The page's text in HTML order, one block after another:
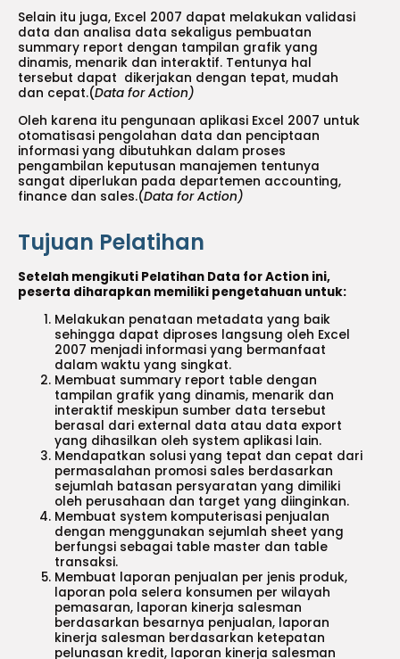
Selain itu juga, Excel 2007 dapat melakukan validasi
data dan analisa data sekaligus pembuatan
summary report dengan tampilan grafik yang
dinamis, menarik dan interaktif. Tentunya hal
tersebut dapat dikerjakan dengan tepat, mudah
dan cepat.(Data for Action)
Oleh karena itu pengunaan aplikasi Excel 2007 untuk
otomatisasi pengolahan data dan penciptaan
informasi yang dibutuhkan dalam proses
pengambilan keputusan manajemen tentunya
sangat diperlukan pada departemen accounting,
finance dan sales.(Data for Action)
Tujuan Pelatihan
Setelah mengikuti Pelatihan Data for Action ini,
peserta diharapkan memiliki pengetahuan untuk:
Melakukan penataan metadata yang baik
sehingga dapat diproses langsung oleh Excel
2007 menjadi informasi yang bermanfaat
dalam waktu yang singkat.
Membuat summary report table dengan
tampilan grafik yang dinamis, menarik dan
interaktif meskipun sumber data tersebut
berasal dari external data atau data export
yang dihasilkan oleh system aplikasi lain.
Mendapatkan solusi yang tepat dan cepat dari
permasalahan promosi sales berdasarkan
sejumlah batasan persyaratan yang dimiliki
oleh perusahaan dan target yang diinginkan.
Membuat system komputerisasi penjualan
dengan menggunakan sejumlah sheet yang
berfungsi sebagai table master dan table
transaksi.
Membuat laporan penjualan per jenis produk,
laporan pola selera konsumen per wilayah
pemasaran, laporan kinerja salesman
berdasarkan besarnya penjualan, laporan
kinerja salesman berdasarkan ketepatan
pelunasan kredit, laporan kinerja salesman